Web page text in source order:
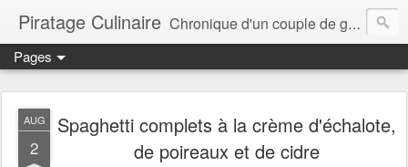
Piratage Culinaire Chronique d'un couple de gourmands
Pages
AUG
2
Spaghetti complets à la crème d'échalote,
de poireaux et de cidre